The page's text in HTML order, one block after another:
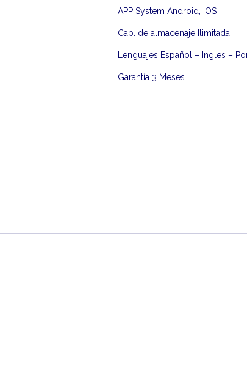
APP System Android, iOS
Cap. de almacenaje Ilimitada
Lenguajes Español – Ingles –
Garantía 3 Meses